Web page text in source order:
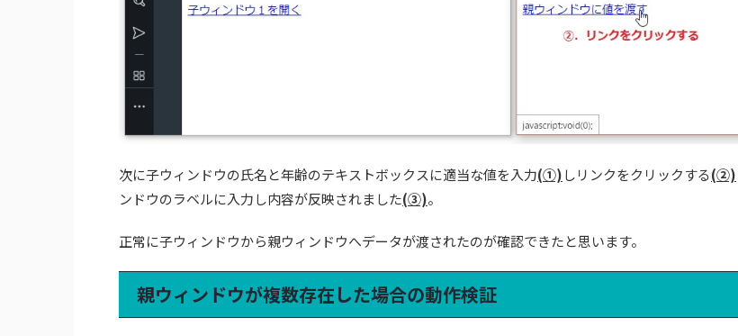
次に子ウィンドウの氏名と年齢のテキストボックスに適当な値を入力(①)しリンクをクリックする(②)
ンドウのラベルに入力し内容が反映されました(③)。
正常に子ウィンドウから親ウィンドウへデータが渡されたのが確認できたと思います。
親ウィンドウが複数存在した場合の動作検証